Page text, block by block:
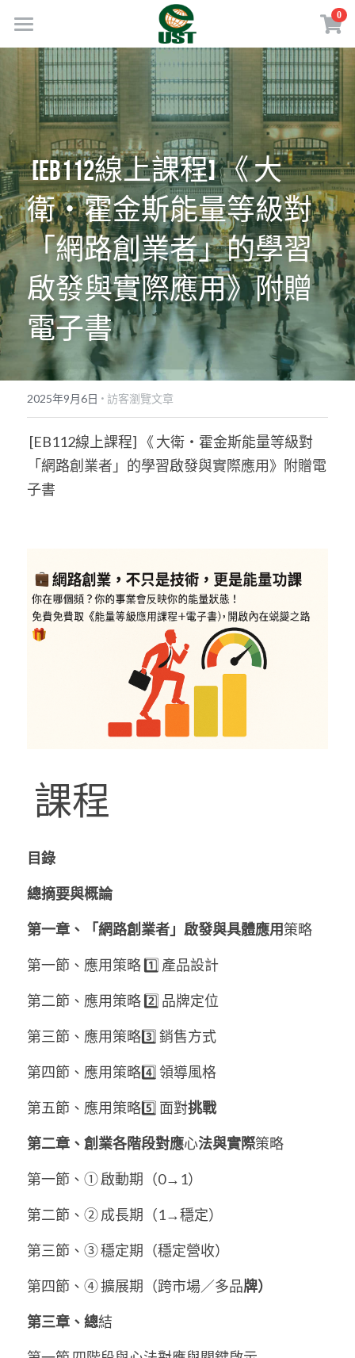
0
Home
規劃服務
最新消息
訂閱方案
線上商店
免費會員專區
VIP會員專區
歡迎來電
POWERED BY
[EB112線上課程] 《 大
衛・霍金斯能量等級對
「網路創業者」的學習
啟發與實際應用》附贈
電子書
2025年9月6日 · 訪客瀏覽文章
「網路創業者」的學習啟發與實際應用》附贈電
子書
課程
目錄
總摘要與概論
第一章、「網路創業者」啟發與具體應用策略
第一節、應用策略 1️⃣ 產品設計
第二節、應用策略 2️⃣ 品牌定位
第三節、應用策略3️⃣ 銷售方式
第四節、應用策略4️⃣ 領導風格
第五節、應用策略5️⃣ 面對挑戰
第二章、創業各階段對應心法與實際策略
第一節、① 啟動期（0→1）
第二節、② 成長期（1→穩定）
第三節、③ 穩定期（穩定營收）
第四節、④ 擴展期（跨市場／多品牌）
第三章、總結
×
商品分類
所有商品分類